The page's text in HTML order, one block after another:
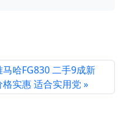
马哈FG830 二手9成新
格实惠 适合实用党